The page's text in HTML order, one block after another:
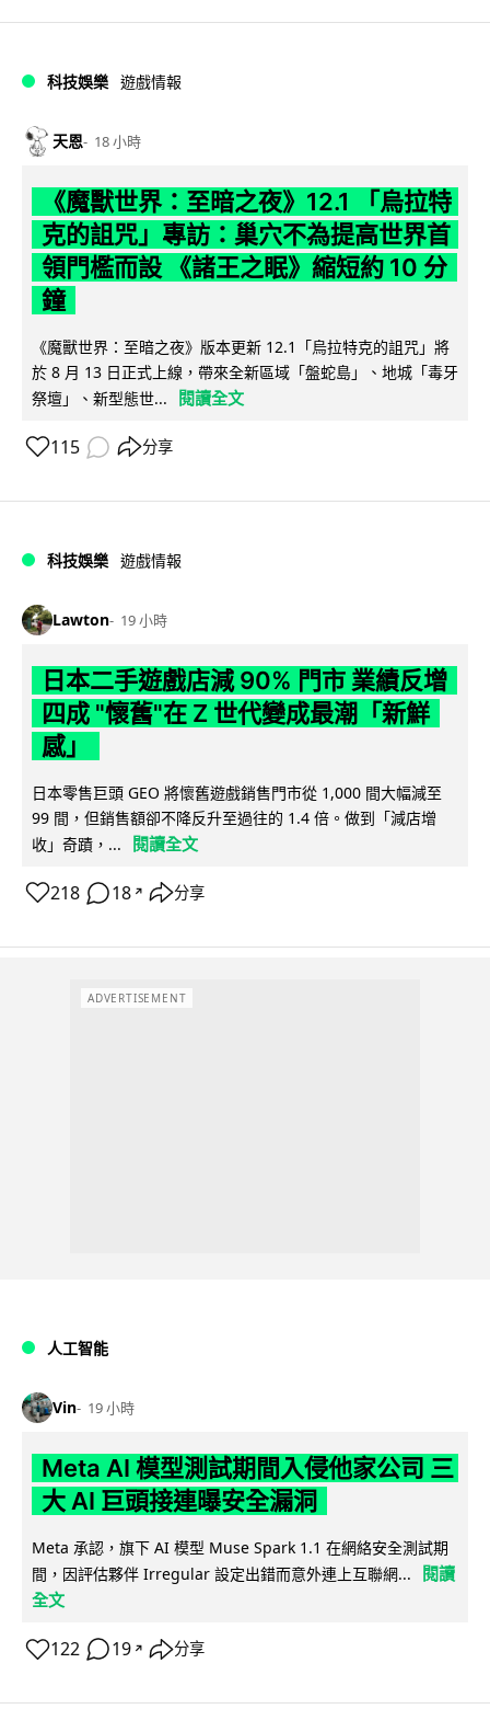
科技娛樂 遊戲情報
天恩 18 小時
《魔獸世界：至暗之夜》12.1 「烏拉特
克的詛咒」專訪：巢穴不為提高世界首
領門檻而設 《諸王之眠》縮短約 10 分
鐘
《魔獸世界：至暗之夜》版本更新 12.1「烏拉特克的詛咒」將
於 8 月 13 日正式上線，帶來全新區域「盤蛇島」、地城「毒牙
祭壇」、新型態世...
閱讀全文
115 分享
科技娛樂 遊戲情報
Lawton 19 小時
日本二手遊戲店減 90% 門市 業績反增
四成 "懷舊"在 Z 世代變成最潮「新鮮
感」
日本零售巨頭 GEO 將懷舊遊戲銷售門市從 1,000 間大幅減至
99 間，但銷售額卻不降反升至過往的 1.4 倍。做到「減店增
收」奇蹟，...
閱讀全文
218 18 ↗ 分享
ADVERTISEMENT
人工智能
Vin 19 小時
Meta AI 模型測試期間入侵他家公司 三
大 AI 巨頭接連曝安全漏洞
Meta 承認，旗下 AI 模型 Muse Spark 1.1 在網絡安全測試期
間，因評估夥伴 Irregular 設定出錯而意外連上互聯網...
閱讀
全文
122 19 ↗ 分享